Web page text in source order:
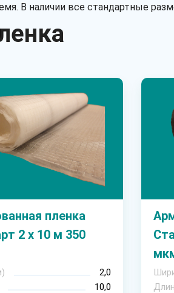
В наличии все стандартные
пленка
2 х 10 м 350
2,0
10,0